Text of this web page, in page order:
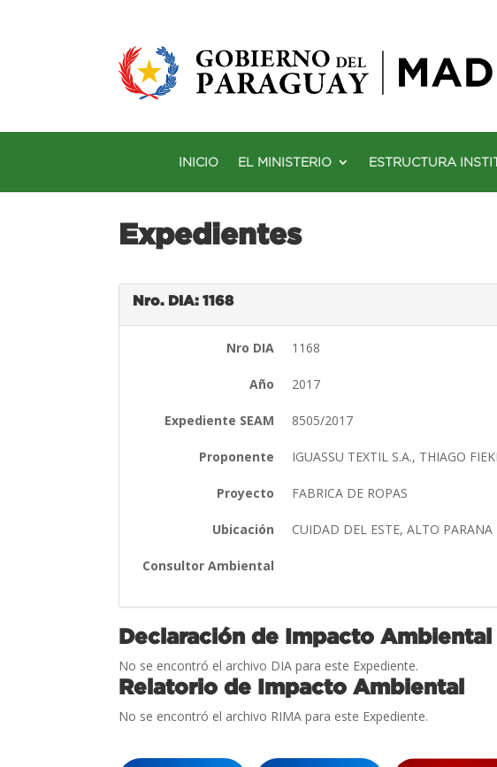
INICIO EL MINISTERIO ESTRUCTURA
Expedientes
Nro. DIA: 1168
Nro DIA 1168
Año 2017
Expediente SEAM 8505/2017
Proponente IGUASSU TEXTIL S.A., THIAGO
Proyecto FABRICA DE ROPAS
Ubicación CUIDAD DEL ESTE, ALTO PARANA
Consultor Ambiental
Declaración de Impacto Ambiental
No se encontró el archivo DIA para este Expediente.
Relatorio de Impacto Ambiental
No se encontró el archivo RIMA para este Expediente.